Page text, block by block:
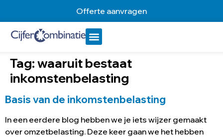
Offerte aanvragen
Tag:waaruit bestaat
inkomstenbelasting
Basis van de inkomstenbelasting
In een eerdere blog hebben we je iets wijzer gemaakt
over omzetbelasting. Deze keer gaan we het hebben